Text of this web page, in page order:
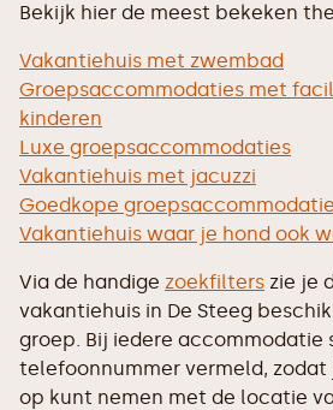
Bekijk hier de meest bekeken
Vakantiehuis met zwembad
Groepsaccommodaties met
kinderen
Luxe groepsaccommodaties
Vakantiehuis met jacuzzi
Goedkope
Vakantiehuis waar je hond ook
Via de handige zoekfilters zie je
vakantiehuis in De Steeg
groep. Bij iedere accommodatie
telefoonnummer vermeld,
op kunt nemen met de locatie